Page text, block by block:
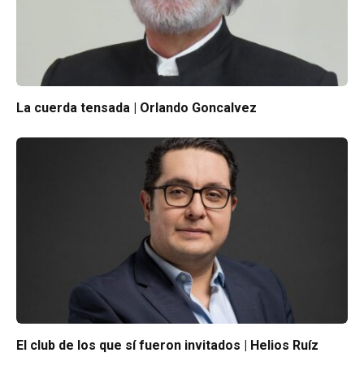
La cuerda tensada | Orlando Goncalvez
El club de los que sí fueron invitados | Helios Ruíz